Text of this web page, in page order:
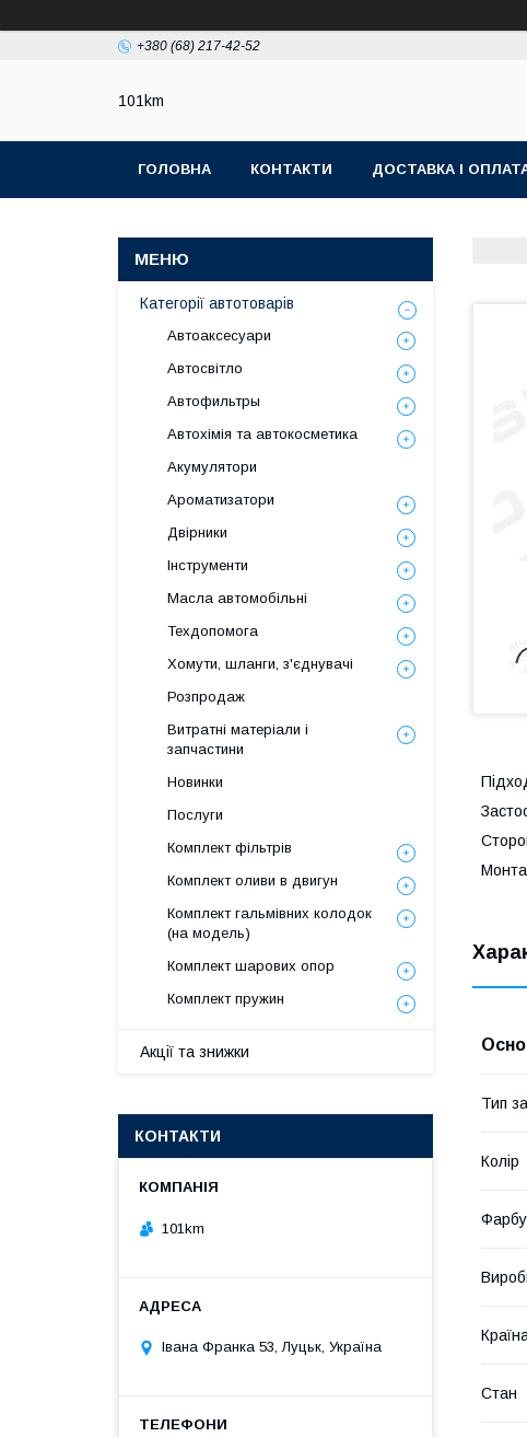
+380 (68) 217-42-52
101km
ГОЛОВНА КОНТАКТИ ДОСТАВКА І
Тип
Колір
Стан
Категорії автотоварів
Автоаксесуари
Автосвітло
Автофильтры
Автохімія та автокосметика
Акумулятори
Ароматизатори
Двірники
Інструменти
Масла автомобільні
Техдопомога
Хомути, шланги, з'єднувачі
Розпродаж
Витратні матеріали і
запчастини
Новинки
Послуги
Комплект фільтрів
Комплект оливи в двигун
Комплект гальмівних колодок
(на модель)
Комплект шарових опор
Комплект пружин
Акції та знижки
КОНТАКТИ
101km
Івана Франка 53, Луцьк, Україна